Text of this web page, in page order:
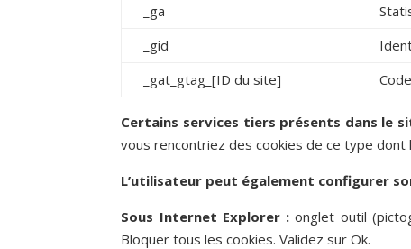
_ga
_gid
_gat_gtag_[ID du site]
Certains services tiers présents dans le
vous rencontriez des cookies de ce type
L’utilisateur peut également configurer
Sous Internet Explorer : onglet outil
Bloquer tous les cookies. Validez sur Ok.